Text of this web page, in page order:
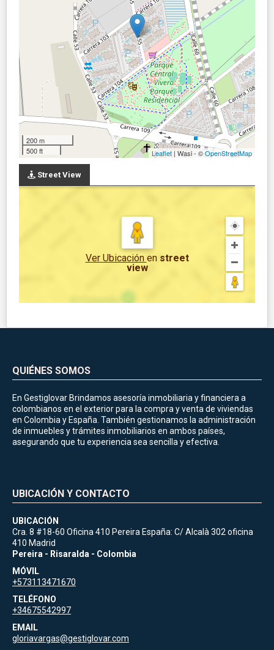
200 m
500 ft
Leaflet | Wasi - ©OpenStreetMap
Street View
Ver Ubicación en street
view
QUIÉNES SOMOS
En Gestiglovar Brindamos asesoría inmobiliaria y financiera a
colombianos en el exterior para la compra y venta de viviendas
en Colombia y España. También gestionamos la administración
de inmuebles y trámites inmobiliarios en ambos países,
asegurando que tu experiencia sea sencilla y efectiva.
UBICACIÓN Y CONTACTO
UBICACIÓN
Cra. 8 #18-60 Oficina 410 Pereira España: C/ Alcalà 302 oficina
410 Madrid
Pereira - Risaralda - Colombia
MÓVIL
+573113471670
TELÉFONO
+34675542997
EMAIL
gloriavargas@gestiglovar.com